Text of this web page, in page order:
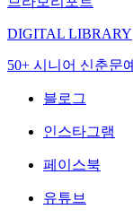
DIGITAL LIBRARY
50+ 시니어 신춘문예
블로그
인스타그램
페이스북
유튜브